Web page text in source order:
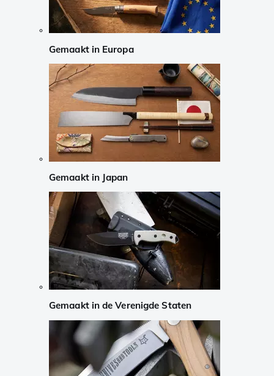
Gemaakt in Europa
Gemaakt in Japan
Gemaakt in de Verenigde Staten